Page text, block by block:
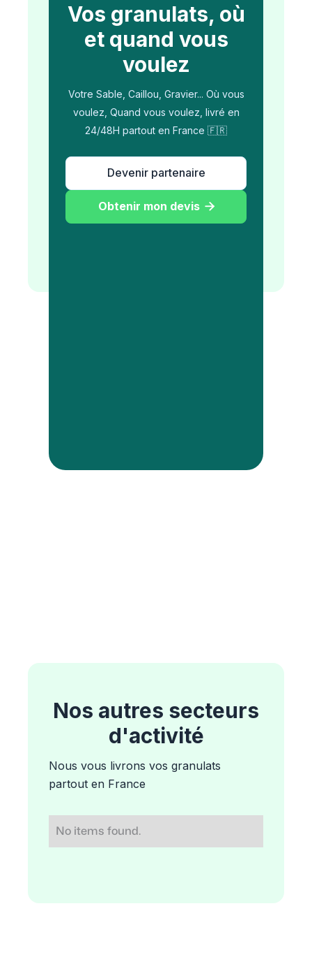
Vos granulats, où
et quand vous
voulez
Votre Sable, Caillou, Gravier... Où vous
voulez, Quand vous voulez, livré en
24/48H partout en France 🇫🇷
Devenir partenaire
Obtenir mon devis 
Nos autres secteurs
d'activité
Nous vous livrons vos granulats
partout en France
No items found.